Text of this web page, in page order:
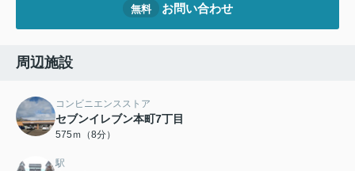
無料 お問い合わせ
周辺施設
コンビニエンスストア
セブンイレブン本町7丁目
575ｍ（8分）
駅